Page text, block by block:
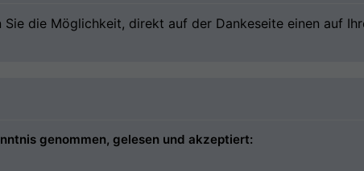
die Möglichkeit, direkt auf der Dankeseite einen auf
genommen, gelesen und akzeptiert: